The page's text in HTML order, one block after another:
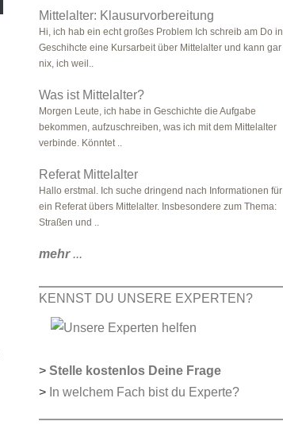
Mittelalter: Klausurvorbereitung
Hi, ich hab ein echt großes Problem Ich schreib am Do in
Geschihcte eine Kursarbeit über Mittelalter und kann gar
nix, ich weil..
Was ist Mittelalter?
Morgen Leute, ich habe in Geschichte die Aufgabe
bekommen, aufzuschreiben, was ich mit dem Mittelalter
verbinde. Könntet ..
Referat Mittelalter
Hallo erstmal. Ich suche dringend nach Informationen für
ein Referat übers Mittelalter. Insbesondere zum Thema:
Straßen und ..
mehr...
KENNST DU UNSERE EXPERTEN?
> Stelle kostenlos Deine Frage
> In welchem Fach bist du Experte?